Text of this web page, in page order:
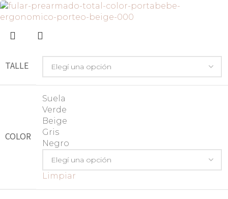
TALLE
COLOR
Suela
Verde
Beige
Gris
Negro
Limpiar